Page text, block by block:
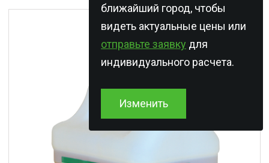
ближайший город, чтобы
видеть актуальные цены или
отправьте заявку для
индивидуального расчета.
Изменить